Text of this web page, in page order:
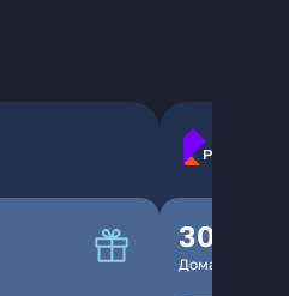
300
Домашний